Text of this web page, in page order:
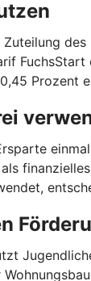
Zuteilung
FuchsStart
Prozent